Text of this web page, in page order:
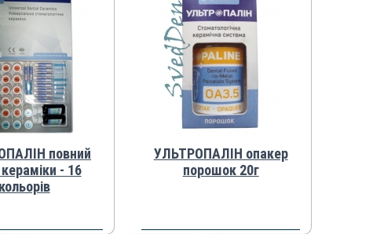
повний
кераміки - 16
кольорів
УЛЬТРОПАЛІН опакер
порошок 20г